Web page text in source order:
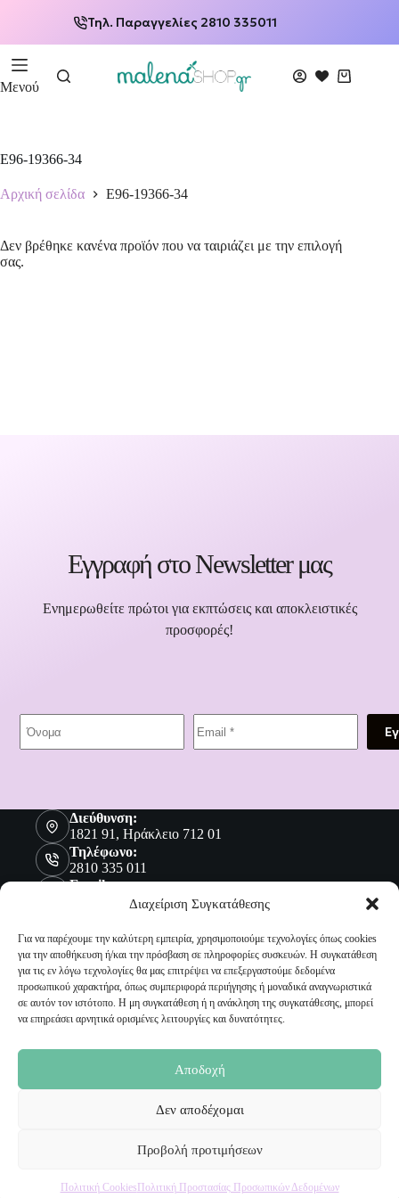
Διαχείριση Συγκατάθεσης
Για να παρέχουμε την καλύτερη εμπειρία, χρησιμοποιούμε τεχνολογίες όπως cookies
για την αποθήκευση ή/και την πρόσβαση σε πληροφορίες συσκευών. Η συγκατάθεση
για τις εν λόγω τεχνολογίες θα μας επιτρέψει να επεξεργαστούμε δεδομένα
προσωπικού χαρακτήρα, όπως συμπεριφορά περιήγησης ή μοναδικά αναγνωριστικά
σε αυτόν τον ιστότοπο. Η μη συγκατάθεση ή η ανάκληση της συγκατάθεσης, μπορεί
να επηρεάσει αρνητικά ορισμένες λειτουργίες και δυνατότητες.
Αποδοχή
Δεν αποδέχομαι
Προβολή προτιμήσεων
Πολιτική Cookies Πολιτική Προστασίας Προσωπικών Δεδομένων
Τηλ. Παραγγελίες 2810 335011
Μενού
E96-19366-34
Αρχική σελίδα E96-19366-34
Δεν βρέθηκε κανένα προϊόν που να ταιριάζει με την επιλογή
σας.
Εγγραφή στο Newsletter μας
Ενημερωθείτε πρώτοι για εκπτώσεις και αποκλειστικές
προσφορές!
Διεύθυνση:
1821 91, Ηράκλειο 712 01
Τηλέφωνο:
2810 335 011
Email:
sales@malenashop.gr
Πληροφορίες
Όροι Χρήσης
Πολιτική Προστασίας Προσωπικών Δεδομένων
Αποστολή Προϊόντων
Ο Λογαριασμός μου
Τα Αγαπημένα μου